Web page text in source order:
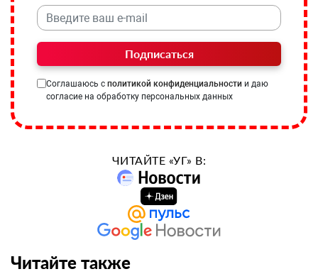
Подписаться
Соглашаюсь с политикой конфиденциальности и даю
согласие на обработку персональных данных
ЧИТАЙТЕ «УГ» В:
Читайте также